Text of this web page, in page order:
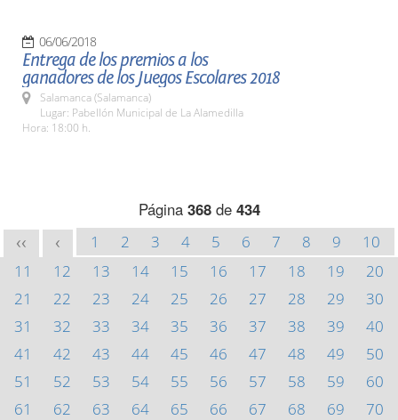
06/06/2018
Entrega de los premios a los
ganadores de los Juegos Escolares 2018
Salamanca (Salamanca)
Lugar: Pabellón Municipal de La Alamedilla
Hora: 18:00 h.
Página 368de 434
<< < 1 2 3 4 5 6 7 8 9
10
11
12 13 14 15 16 17 18 19
20
21
22 23 24 25 26 27 28 29
30
31
32 33 34 35 36 37 38 39
40
41
42 43 44 45 46 47 48 49
50
51
52 53 54 55 56 57 58 59
60
61
62 63 64 65 66 67 68 69
70